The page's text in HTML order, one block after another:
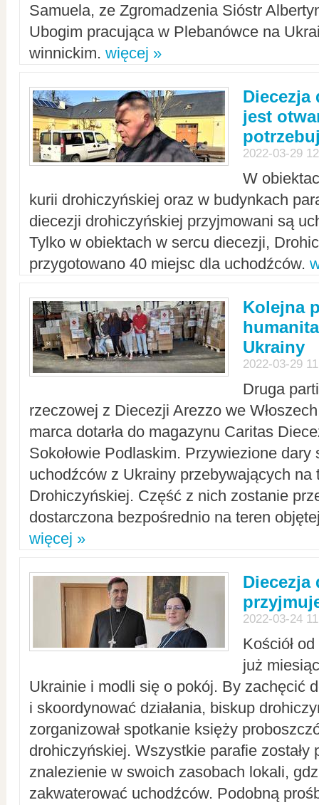
Samuela, ze Zgromadzenia Sióstr
Ubogim pracująca w Plebanówce na
winnickim. więcej »
Diecezja
jest
2022-03-29
W
kurii drohiczyńskiej oraz w budynkach
diecezji drohiczyńskiej przyjmowani są
Tylko w obiektach w sercu diecezji,
przygotowano 40 miejsc dla uchodźców.
Kolejna
Ukrainy
2022-03-29
Druga
rzeczowej z Diecezji Arezzo we
marca dotarła do magazynu Caritas
Sokołowie Podlaskim. Przywiezione dary
uchodźców z Ukrainy przebywających na
Drohiczyńskiej. Część z nich zostanie
dostarczona bezpośrednio na teren
więcej »
Diecezja
2022-03-24
Kościół
już
Ukrainie i modli się o pokój. By zachęcić
i skoordynować działania, biskup
zorganizował spotkanie księży
drohiczyńskiej. Wszystkie parafie zostały
znalezienie w swoich zasobach lokali,
zakwaterować uchodźców. Podobną